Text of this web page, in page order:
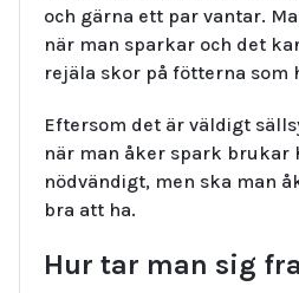
och gärna ett par vantar.
när man sparkar och det
rejäla skor på fötterna som
Eftersom det är väldigt
när man åker spark brukar
nödvändigt, men ska man
bra att ha.
Hur tar man sig